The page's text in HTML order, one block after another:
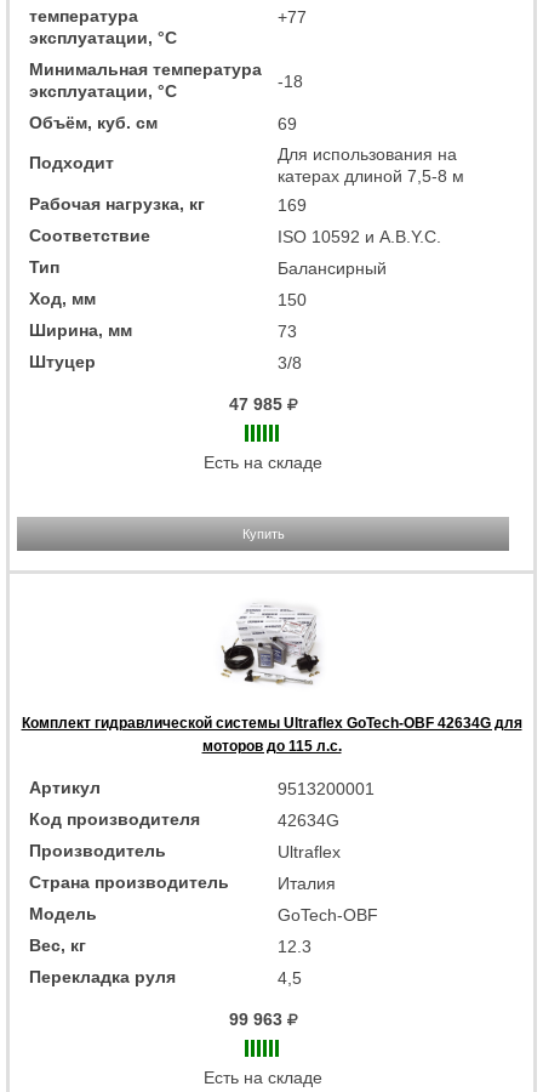
температура
эксплуатации, °C
+77
Минимальная температура
эксплуатации, °C
-18
Объём, куб. см
69
Подходит
Для использования на
катерах длиной 7,5-8 м
Рабочая нагрузка, кг
169
Соответствие
ISO 10592 и A.B.Y.C.
Тип
Балансирный
Ход, мм
150
Ширина, мм
73
Штуцер
3/8
47 985
Есть на складе
Купить
Комплект гидравлической системы Ultraflex GoTech-OBF 42634G для
моторов до 115 л.с.
Артикул
9513200001
Код производителя
42634G
Производитель
Ultraflex
Страна производитель
Италия
Модель
GoTech-OBF
Вес, кг
12.3
Перекладка руля
4,5
99 963
Есть на складе